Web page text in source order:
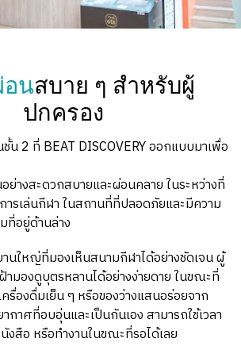
นสบาย ๆ สำหรับผู้
ปกครอง
น 2 ที่ BEAT DISCOVERY ออกแบบมาเพื่อ
างสะดวกสบายและผ่อนคลาย ในระหว่างที่
รเล่นกีฬา ในสถานที่ที่ปลอดภัยและมีความ
ที่อยู่ด้านล่าง
นใหญ่ที่มองเห็นสนามกีฬาได้อย่างชัดเจน ผู้
ามองดูบุตรหลานได้อย่างง่ายดาย ในขณะที่
รื่องดื่มเย็น ๆ หรือของว่างแสนอร่อยจาก
ากาศที่อบอุ่นและเป็นกันเอง สามารถใช้เวลา
งสือ หรือทำงานในขณะที่รอได้เลย